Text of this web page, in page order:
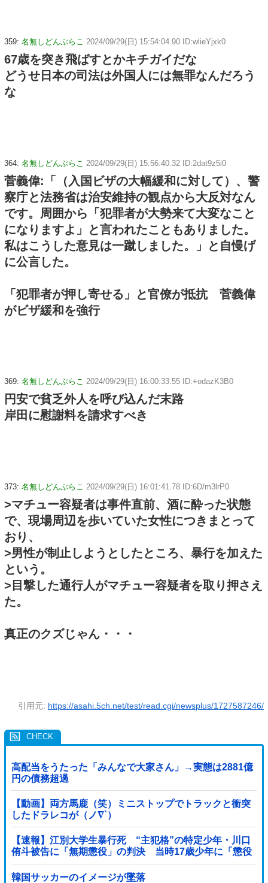
359: 名無しどんぶらこ 2024/09/29(日) 15:54:04.90 ID:wlieYjxk0
67歳を突き飛ばすとかキチガイだな
どうせ日本の司法は外国人には無罪なんだろう
な
364: 名無しどんぶらこ 2024/09/29(日) 15:56:40.32 ID:2dat9z5i0
菅義偉:「（入国ビザの大幅緩和に対して）、警
察庁と法務省は治安維持の観点から大反対なん
です。周囲から「犯罪者が大勢来て大変なこと
になりますよ」と言われたこともありました。
私はこうした意見は一蹴しました。」と自慢げ
に公言した。
「犯罪者が押し寄せる」と官僚が抵抗 菅義偉
がビザ緩和を強行
369: 名無しどんぶらこ 2024/09/29(日) 16:00:33.55 ID:+odazK3B0
円安で貧乏外人を呼び込んだ末路
岸田に慰謝料を請求すべき
373: 名無しどんぶらこ 2024/09/29(日) 16:01:41.78 ID:6D/m3lrP0
>マチュー容疑者は事件直前、酒に酔った状態
で、現場周辺を歩いていた女性につきまとって
おり、
>男性が制止しようとしたところ、暴行を加えた
という。
>目撃した通行人がマチュー容疑者を取り押さえ
た。
真正のクズじゃん・・・
引用元: https://asahi.5ch.net/test/read.cgi/newsplus/1727587246/
高配当をうたった「みんなで大家さん」→実態は2881億
円の債務超過
【動画】両方馬鹿（笑）ミニストップでトラックと衝突
したドラレコが（ノ∇`）
【速報】江別大学生暴行死 “主犯格”の特定少年・川口
侑斗被告に「無期懲役」の判決 当時17歳少年に「懲役
30年」の判決
韓国サッカーのイメージが墜落